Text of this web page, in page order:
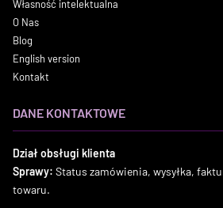
Własność intelektualna
O Nas
Blog
English version
Kontakt
DANE KONTAKTOWE
Dział obsługi klienta
Sprawy: Status zamówienia, wysyłka,
towaru.